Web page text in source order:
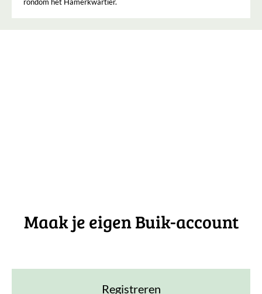
Maak je eigen Buik-account
Registreren